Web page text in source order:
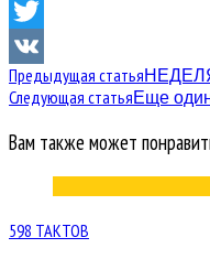
Facebook
Twitter
VK
Предыдущая статья
Следующая статьяЕще
Вам также может
598 ТАКТОВ